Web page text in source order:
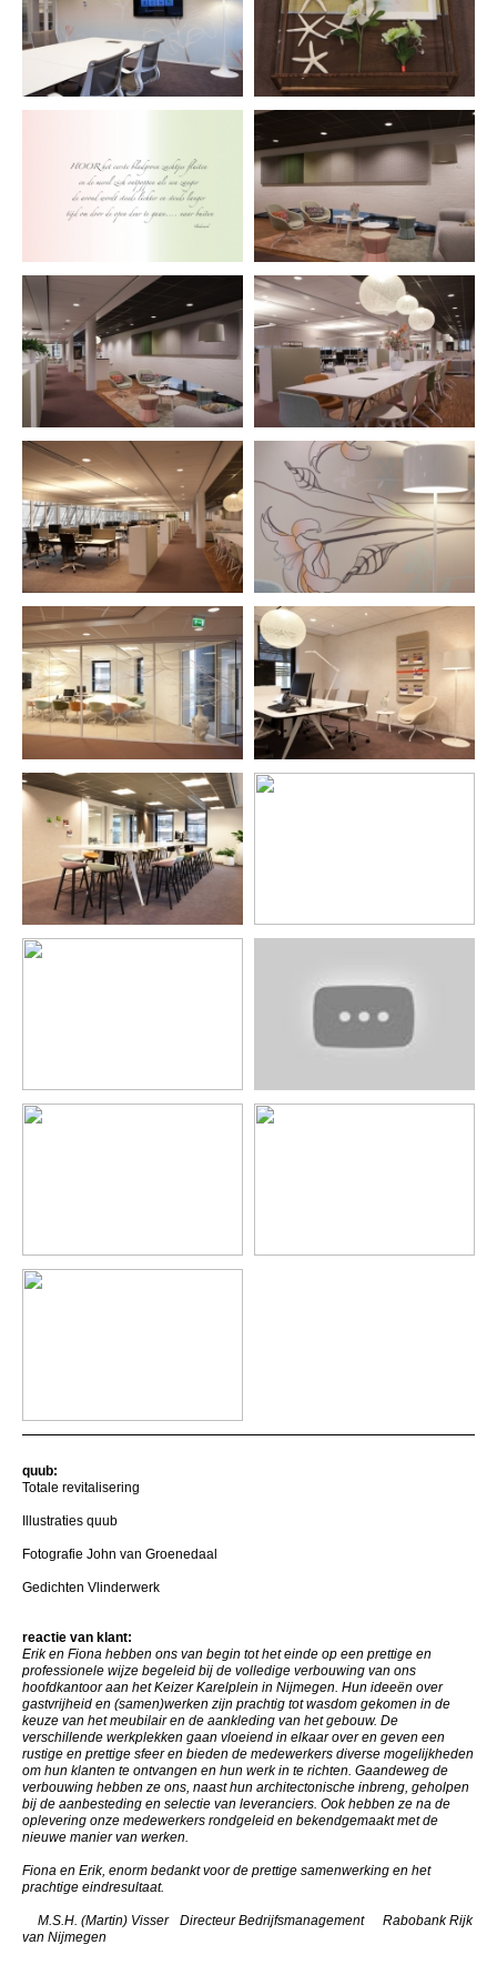
quub:
Totale revitalisering
Illustraties quub
Fotografie John van Groenedaal
Gedichten Vlinderwerk
reactie van klant:
Erik en Fiona hebben ons van begin tot het einde op een prettige en
professionele wijze begeleid bij de volledige verbouwing van ons
hoofdkantoor aan het Keizer Karelplein in Nijmegen. Hun ideeën over
gastvrijheid en (samen)werken zijn prachtig tot wasdom gekomen in de
keuze van het meubilair en de aankleding van het gebouw. De
verschillende werkplekken gaan vloeiend in elkaar over en geven een
rustige en prettige sfeer en bieden de medewerkers diverse mogelijkheden
om hun klanten te ontvangen en hun werk in te richten. Gaandeweg de
verbouwing hebben ze ons, naast hun architectonische inbreng, geholpen
bij de aanbesteding en selectie van leveranciers. Ook hebben ze na de
oplevering onze medewerkers rondgeleid en bekendgemaakt met de
nieuwe manier van werken.
Fiona en Erik, enorm bedankt voor de prettige samenwerking en het
prachtige eindresultaat.
M.S.H. (Martin) Visser Directeur Bedrijfsmanagement Rabobank Rijk
van Nijmegen